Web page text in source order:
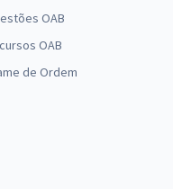
OAB
OAB
de Ordem